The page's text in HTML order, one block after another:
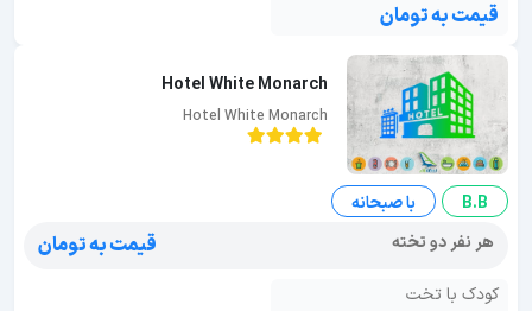
قیمت به تومان
Hotel White Monarch
Hotel White Monarch
B.B
با صبحانه
هر نفر دو تخته
قیمت به تومان
کودک با تخت